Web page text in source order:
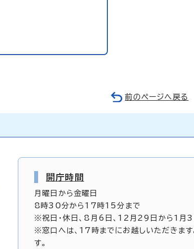
前のページへ戻る
開庁時間
月曜日から金曜日
8時30分から17時15分まで
※祝日・休日、8月6日、12月29日から1月3
※窓口へは、17時までにお越しいただきます
す。